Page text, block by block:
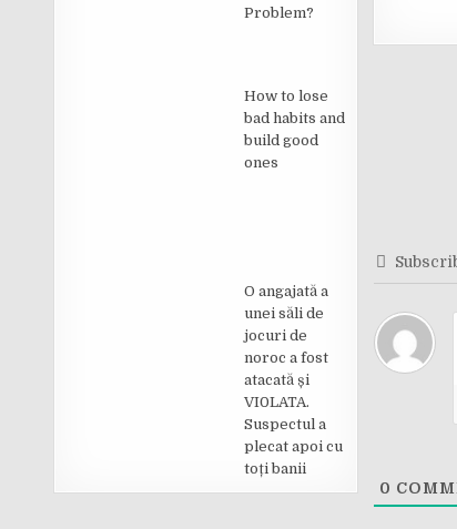
Problem?
How to lose
bad habits and
build good
ones
O angajată a
unei săli de
jocuri de
noroc a fost
atacată și
VI0LATA.
Suspectul a
plecat apoi cu
toți banii
0